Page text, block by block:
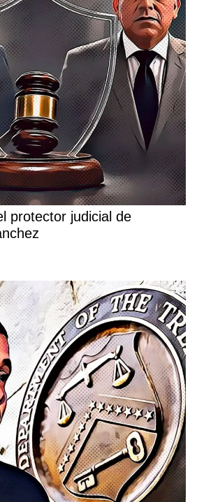
protector judicial de